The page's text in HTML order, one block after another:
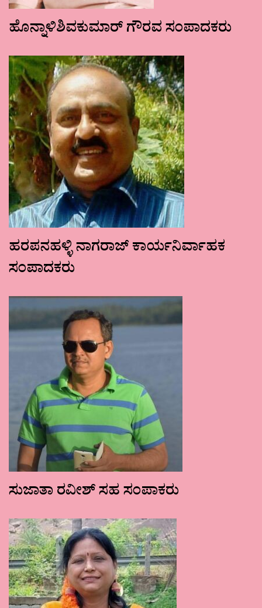
ಹೊನ್ನಾಳಿಶಿವಕುಮಾರ್ ಗೌರವ ಸಂಪಾದಕರು
ಹರಪನಹಳ್ಳಿ ನಾಗರಾಜ್ ಕಾರ್ಯನಿರ್ವಾಹಕ
ಸಂಪಾದಕರು
ಸುಜಾತಾ ರವೀಶ್ ಸಹ ಸಂಪಾಕರು